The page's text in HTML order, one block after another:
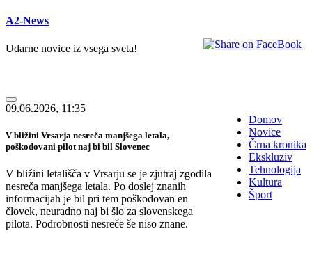
A2-News
Udarne novice iz vsega sveta!
Domov
Novice
Črna kronika
Ekskluziv
Tehnologija
Kultura
Šport
09.06.2026, 11:35
V bližini Vrsarja nesreča manjšega letala,
poškodovani pilot naj bi bil Slovenec
V bližini letališča v Vrsarju se je zjutraj zgodila
nesreča manjšega letala. Po doslej znanih
informacijah je bil pri tem poškodovan en
človek, neuradno naj bi šlo za slovenskega
pilota. Podrobnosti nesreče še niso znane.